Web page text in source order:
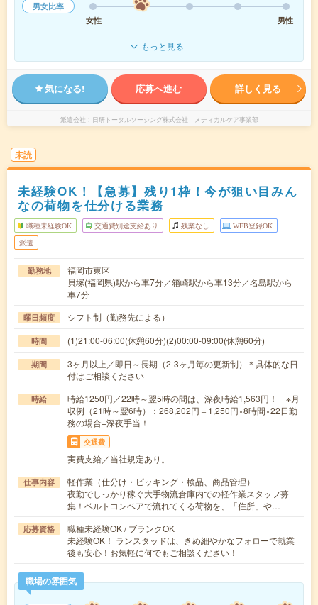
男女比率
女性
男性
もっと見る
気になる! 応募へ進む 詳しく見る
派遣会社 日研トータルソーシング株式会社 メディカルケア事業部
未読
未経験OK！【急募】残り1枠！今が狙い目みん
なの荷物を仕分ける業務
職種未経験OK 交通費別途支給あり 残業なし WEB登録OK
派遣
勤務地
福岡市東区
貝塚(福岡県)駅から車7分／箱崎駅から車13分／名島駅から
車7分
曜日頻度 シフト制（勤務先による）
時間 (1)21:00-06:00(休憩60分)(2)00:00-09:00(休憩60分)
期間
3ヶ月以上／即日～長期（2-3ヶ月毎の更新制）＊具体的な日
付はご相談ください
時給
時給1250円／22時～翌5時の間は、深夜時給1,563円！ ※月
収例（21時～翌6時）：268,202円＝1,250円×8時間×22日勤
務の場合+深夜手当！
交通費
実費支給／当社規定あり。
仕事内容
軽作業（仕分け・ピッキング・検品、商品管理）
夜勤でしっかり稼ぐ大手物流倉庫内での軽作業スタッフ募
集！ベルトコンベアで流れてくる荷物を、「住所」や…
応募資格
職種未経験OK / ブランクOK
未経験OK！ ランスタッドは、きめ細やかなフォローで就業
後も安心！お気軽に何でもご相談ください！
職場の雰囲気